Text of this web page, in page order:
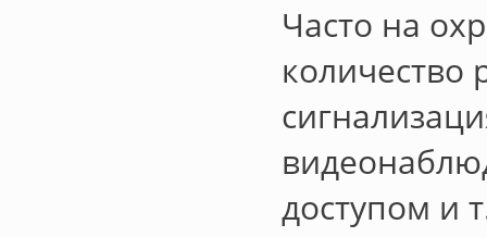
Часто на
количество
доступом и